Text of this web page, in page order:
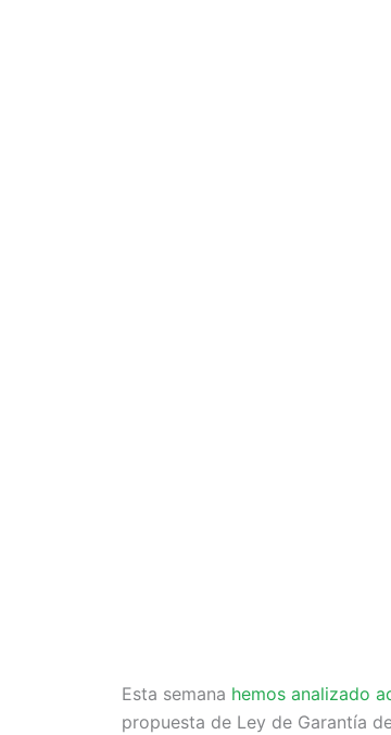
Esta semana hemos analizado
propuesta de Ley de Garantía